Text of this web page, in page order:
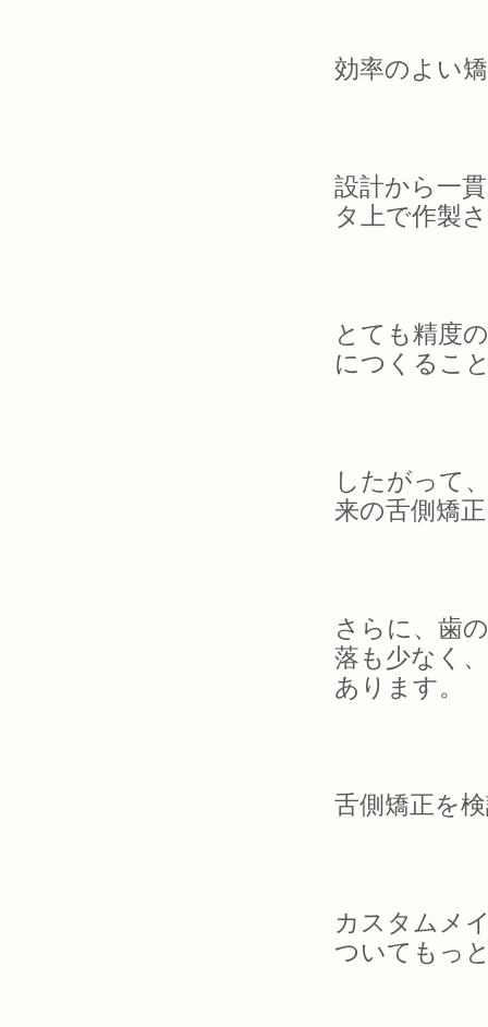
効率のよい
設計から一
タ上で作製
とても精度
につくるこ
したがって
来の舌側矯
さらに、歯
落も少なく
あります。
舌側矯正を
カスタムメ
ついてもっ